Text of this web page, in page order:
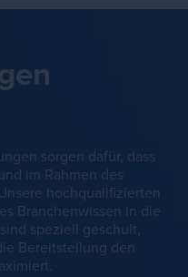
sorgen dafür, dass
im Rahmen des
hochqualifizierten
Branchenwissen in die
speziell geschult,
Bereitstellung den